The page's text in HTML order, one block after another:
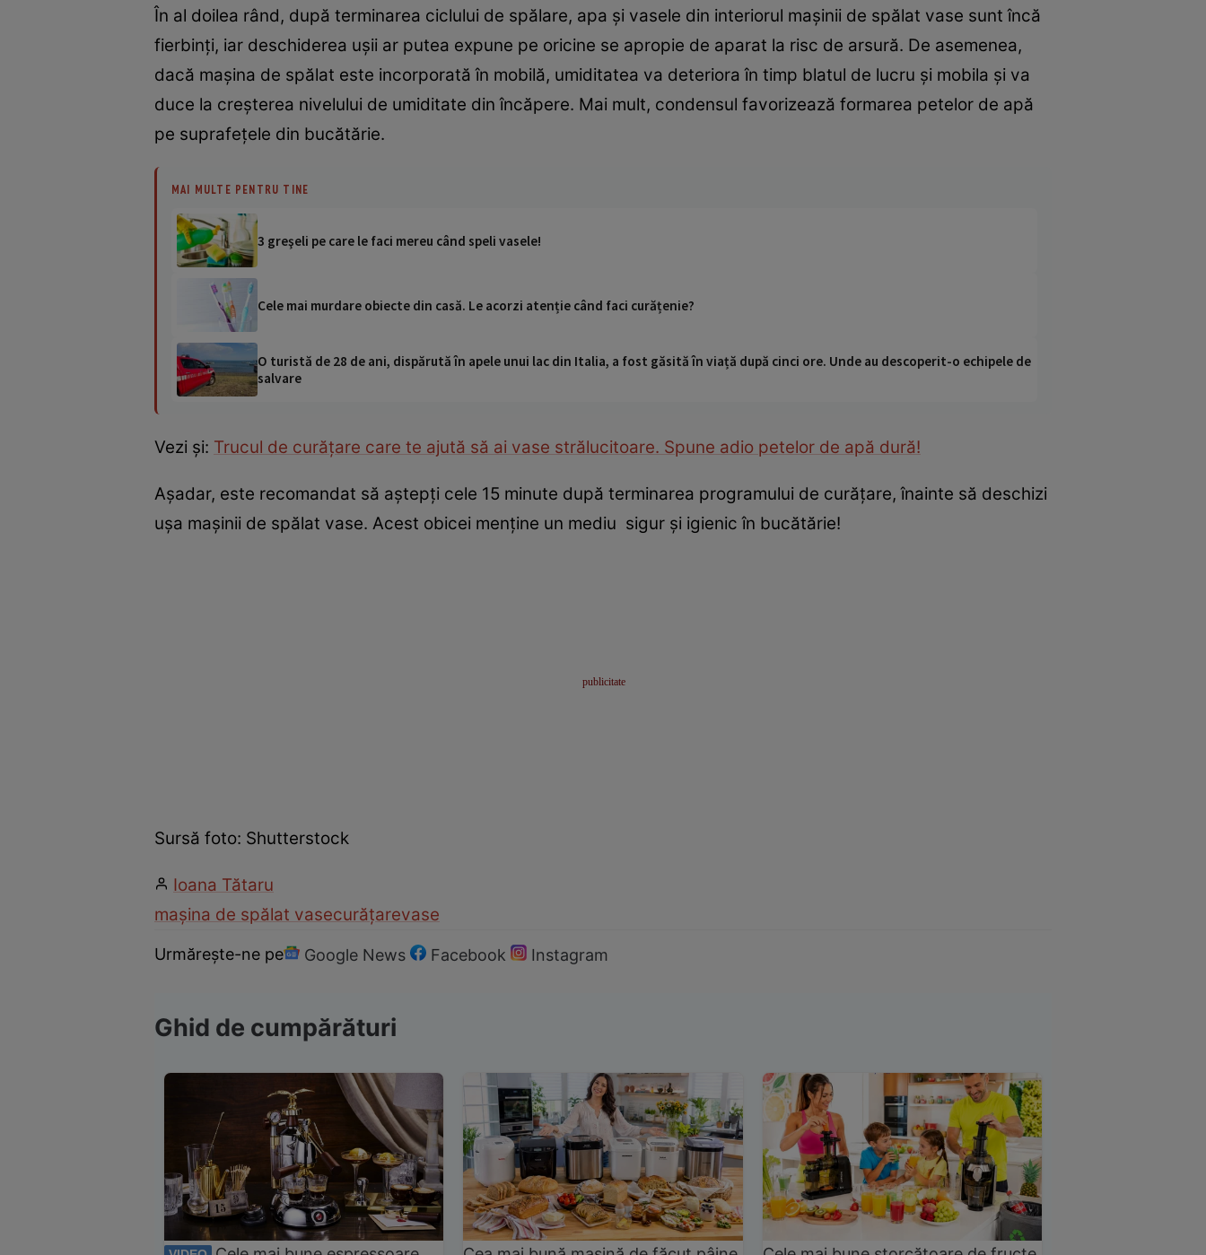
În al doilea rând, după terminarea ciclului de spălare, apa și vasele din interiorul mașinii de spălat vase sunt încă
fierbinți, iar deschiderea ușii ar putea expune pe oricine se apropie de aparat la risc de arsură. De asemenea,
dacă mașina de spălat este incorporată în mobilă, umiditatea va deteriora în timp blatul de lucru și mobila și va
duce la creșterea nivelului de umiditate din încăpere. Mai mult, condensul favorizează formarea petelor de apă
pe suprafețele din bucătărie.
MAI MULTE PENTRU TINE
3 greşeli pe care le faci mereu când speli vasele!
Cele mai murdare obiecte din casă. Le acorzi atenție când faci curățenie?
O turistă de 28 de ani, dispărută în apele unui lac din Italia, a fost găsită în viață după cinci ore. Unde au descoperit-o echipele de
salvare
Vezi și: Trucul de curățare care te ajută să ai vase strălucitoare. Spune adio petelor de apă dură!
Așadar, este recomandat să aștepți cele 15 minute după terminarea programului de curățare, înainte să deschizi
ușa mașinii de spălat vase. Acest obicei menține un mediu sigur și igienic în bucătărie!
Sursă foto: Shutterstock
Ioana Tătaru
mașina de spălat vasecurățarevase
Urmărește-ne pe Google News Facebook Instagram
Ghid de cumpărături